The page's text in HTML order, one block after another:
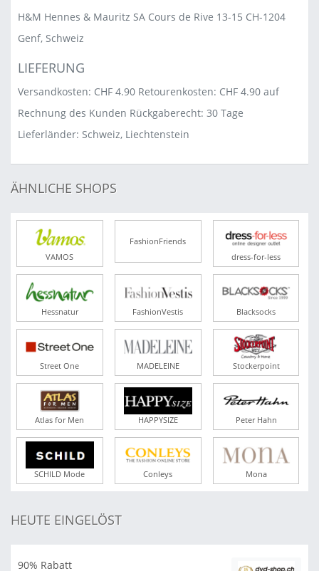
H&M Hennes & Mauritz SA Cours de Rive 13-15 CH-1204
Genf, Schweiz
LIEFERUNG
Versandkosten: CHF 4.90 Retourenkosten: CHF 4.90 auf
Rechnung des Kunden Rückgaberecht: 30 Tage
Lieferländer: Schweiz, Liechtenstein
ÄHNLICHE SHOPS
VAMOS
FashionFriends
dress-for-less
Hessnatur FashionVestis Blacksocks
Street One MADELEINE Stockerpoint
Atlas for Men HAPPYSIZE Peter Hahn
SCHILD Mode Conleys Mona
HEUTE EINGELÖST
90% Rabatt